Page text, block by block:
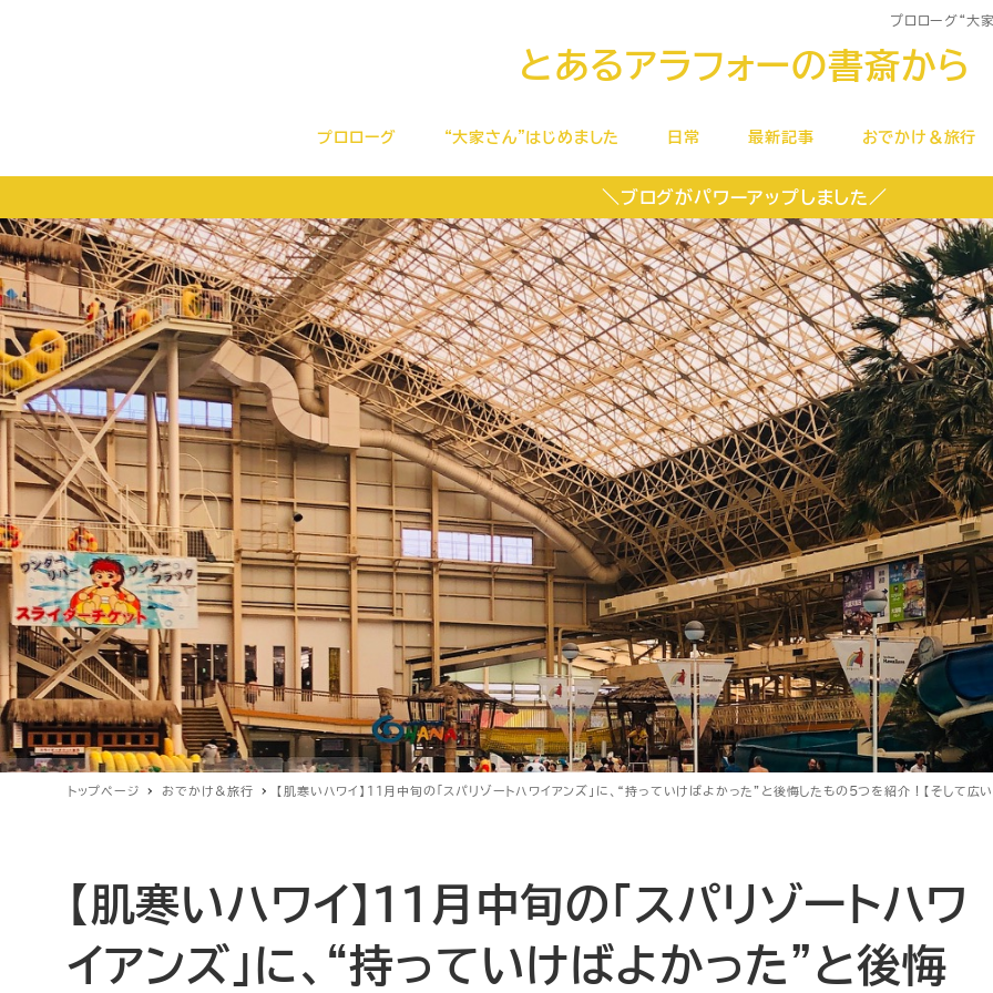
プロローグ“大
とあるアラフォーの書斎から
プロローグ “大家さん”はじめました 日常 最新記事 おでかけ＆旅行
＼ブログがパワーアップしました／
トップページ おでかけ＆旅行 【肌寒いハワイ】11月中旬の「スパリゾートハワイアンズ」に、“持っていけばよかった”と後悔したもの5つを紹介！【そして広い
【肌寒いハワイ】11月中旬の「スパリゾートハワ
イアンズ」に、“持っていけばよかった”と後悔